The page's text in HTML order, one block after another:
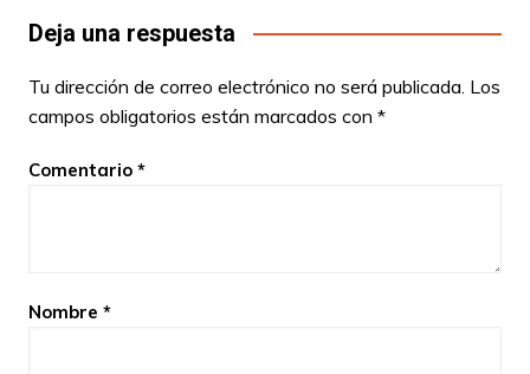
Deja una respuesta
Tu dirección de correo electrónico no será publicada. Los
campos obligatorios están marcados con *
Comentario *
Nombre *